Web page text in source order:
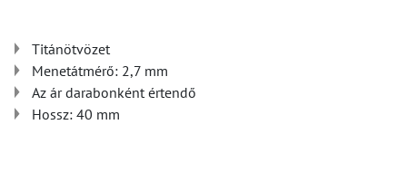
Titánötvözet
Menetátmérő: 2,7 mm
Az ár darabonként értendő
Hossz: 40 mm